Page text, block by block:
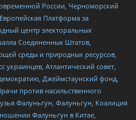
России, Черноморский
Платформа за
центр электоральных
Соединенных Штатов,
среды и природных ресурсов,
Атлантический совет,
Джеймстаунский фонд,
против насильственного
Фалуньгун, Фалуньгун, Коалиция
Фалуньгун в Китае,